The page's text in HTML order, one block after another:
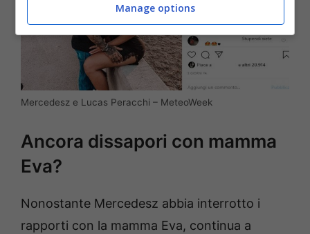
Mercedesz e Lucas Peracchi – MeteoWeek
Ancora dissapori con mamma
Eva?
Nonostante Mercedesz abbia interrotto i
rapporti con la mamma Eva, continua a
Manage options